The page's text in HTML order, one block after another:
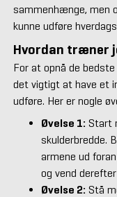
sammenhænge, men
kunne udføre
Hvordan træner
For at opnå de
det vigtigt at have et
udføre. Her er nogle
Øvelse 1: Start
skulderbredde.
armene ud
og vend
Øvelse 2: Stå